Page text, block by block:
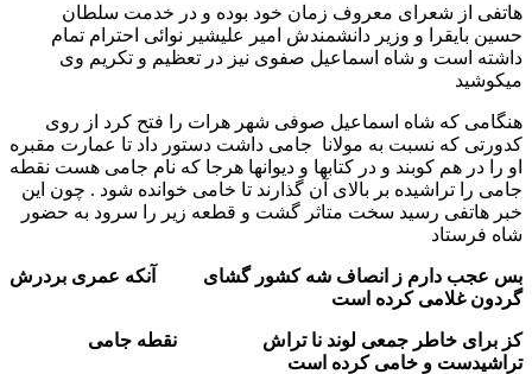
هاتفی از شعرای معروف زمان خود بوده و در خدمت سلطان
حسین بایقرا و وزیر دانشمندش امیر علیشیر نوائی احترام تمام
داشته است و شاه اسماعیل صفوی نیز در تعظیم و تکریم وی
میکوشید
هنگامی که شاه اسماعیل صوفی شهر هرات را فتح کرد از روی
کدورتی که نسبت به مولانا جامی داشت دستور داد تا عمارت مقبره
او را در هم کوبند و در کتابها و دیوانها هرجا که نام جامی هست نقطه
جامی را تراشیده بر بالای آن گذارند تا خامی خوانده شود . چون این
خبر هاتفی رسید سخت متاثر گشت و قطعه زیر را سرود به حضور
شاه فرستاد
بس عجب دارم ز انصاف شه کشور گشای آنکه عمری بردرش
گردون غلامی کرده است
کز برای خاطر جمعی لوند نا تراش نقطه جامی
تراشیدست و خامی کرده است